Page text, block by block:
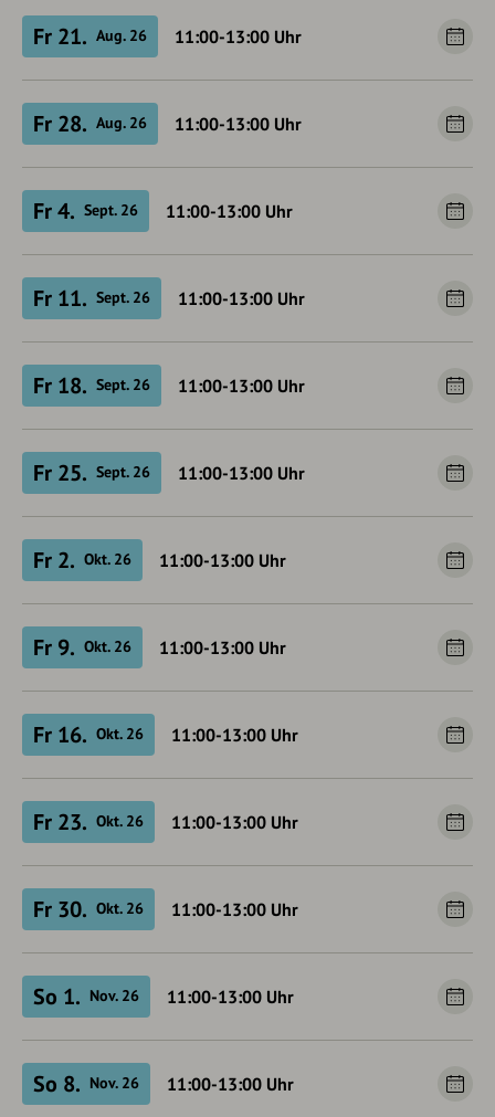
Fr 21. Aug. 26 11:00-13:00 Uhr
Fr 28. Aug. 26 11:00-13:00 Uhr
Fr 4. Sept. 26 11:00-13:00 Uhr
Fr 11. Sept. 26 11:00-13:00 Uhr
Fr 18. Sept. 26 11:00-13:00 Uhr
Fr 25. Sept. 26 11:00-13:00 Uhr
Fr 2. Okt. 26 11:00-13:00 Uhr
Fr 9. Okt. 26 11:00-13:00 Uhr
Fr 16. Okt. 26 11:00-13:00 Uhr
Fr 23. Okt. 26 11:00-13:00 Uhr
Fr 30. Okt. 26 11:00-13:00 Uhr
So 1. Nov. 26 11:00-13:00 Uhr
So 8. Nov. 26 11:00-13:00 Uhr